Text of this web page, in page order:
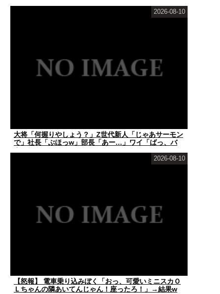
大将「何握りやしょう？」Z世代新人「じゃあサーモン
で」社長「ぶほっw」部長「あー…」ワイ「ばっ、バ
カ...
2026-08-10
【怒報】 電車乗り込みぼく「おっ、可愛いミニスカＯ
Ｌちゃんの隣あいてんじゃん！座ったろ！」→結果w
2026-08-10